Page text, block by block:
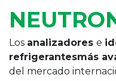
Los analizadores e
refrigerantesmás
del mercado